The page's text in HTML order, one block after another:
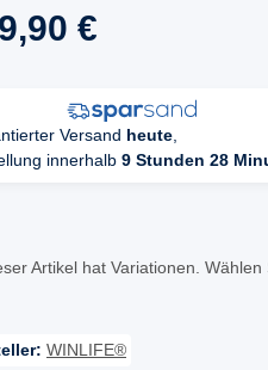
€
Versand heute,
innerhalb 9 Stunden 28
Artikel hat Variationen.
WINLIFE®